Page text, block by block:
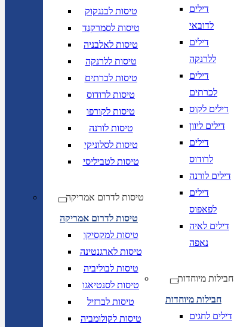
טיסות לבנגקוק
טיסות לסמרקנד
טיסות לאלבניה
טיסות ללרנקה
טיסות לכרתים
טיסות לרודוס
טיסות לקורפו
טיסות לורנה
טיסות לסלוניקי
טיסות לטביליסי
טיסות לדרום אמריקה
טיסות לדרום אמריקה
טיסות למקסיקו
טיסות לארגנטינה
טיסות לבוליביה
טיסות לסנטיאגו
טיסות לברזיל
טיסות לקולומביה
דילים
לדובאי
דילים
ללרנקה
דילים
לכרתים
דילים לקוס
דילים ליוון
דילים
לרודוס
דילים לורנה
דילים
לפאפוס
דילים לאיה
נאפה
חבילות מיוחדות
חבילות מיוחדות
דילים לחגים